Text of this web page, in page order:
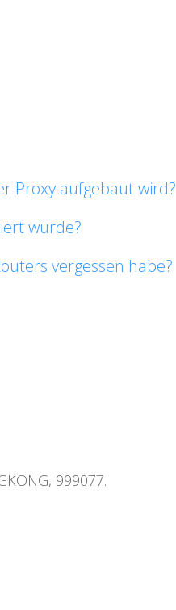
Proxy aufgebaut wird?
wurde?
vergessen habe?
999077.